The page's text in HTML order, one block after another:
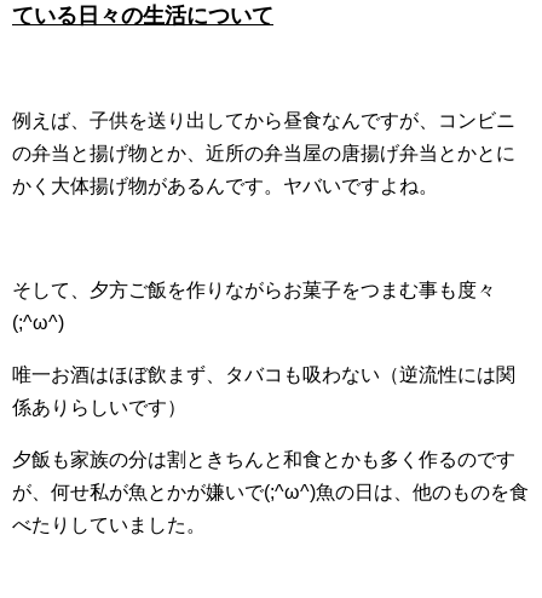
ている日々の生活について
例えば、子供を送り出してから昼食なんですが、コンビニ
の弁当と揚げ物とか、近所の弁当屋の唐揚げ弁当とかとに
かく大体揚げ物があるんです。ヤバいですよね。
そして、夕方ご飯を作りながらお菓子をつまむ事も度々
(;^ω^)
唯一お酒はほぼ飲まず、タバコも吸わない（逆流性には関
係ありらしいです）
夕飯も家族の分は割ときちんと和食とかも多く作るのです
が、何せ私が魚とかが嫌いで(;^ω^)魚の日は、他のものを食
べたりしていました。